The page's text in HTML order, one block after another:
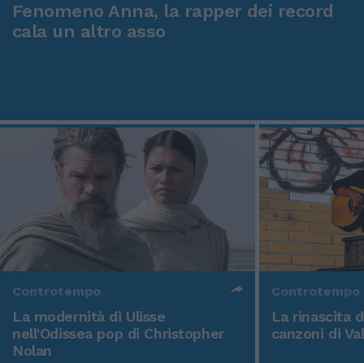
Fenomeno Anna, la rapper dei record
cala un altro asso
Controtempo
La modernità di Ulisse
nell'Odissea pop di Christopher
Nolan
Controtempo
La rinascita
canzoni di